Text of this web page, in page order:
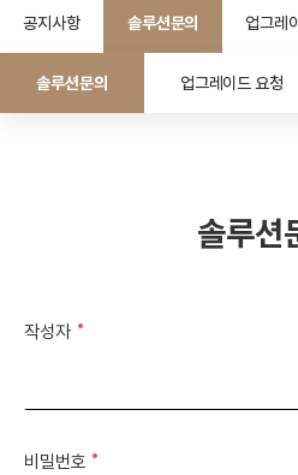
공지사항 솔루션문의 업그레
솔루션문의 업그레이드 요청
솔루션
작성자
비밀번호